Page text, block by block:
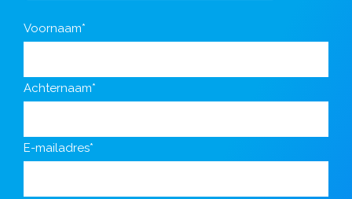
Voornaam*
Achternaam*
E-mailadres*